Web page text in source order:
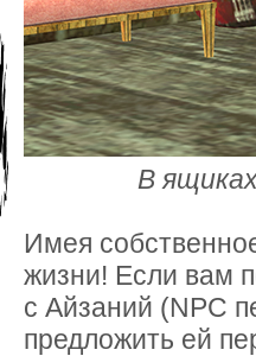
В
Имея
жизни! Если вам
с Айзаний (NPC
предложить ей